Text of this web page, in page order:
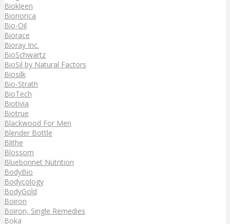
Biokleen
Bionorica
Bio-Oil
Biorace
Bioray Inc.
BioSchwartz
BioSil by Natural Factors
Biosilk
Bio-Strath
BioTech
Biotivia
Biotrue
Blackwood For Men
Blender Bottle
Blithe
Blossom
Bluebonnet Nutrition
BodyBio
Bodycology
BodyGold
Boiron
Boiron, Single Remedies
Boka